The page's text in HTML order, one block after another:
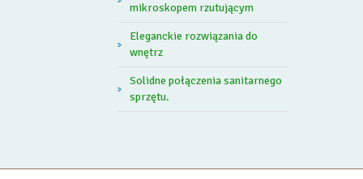
mikroskopem rzutującym
Eleganckie rozwiązania do
wnętrz
Solidne połączenia sanitarnego
sprzętu.